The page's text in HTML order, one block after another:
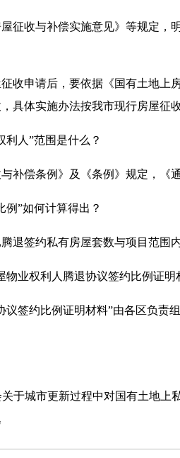
收与补偿实施意见》等规定，
申请后，要依据《国有土地上
具体实施办法按我市现行房屋征
人”范围是什么？
偿条例》及《条例》规定，《通
”如何计算得出？
签约私有房屋套数与项目范围内
权利人腾退协议签约比例证明
约比例证明材料”由各区负责
于城市更新过程中对国有土地上